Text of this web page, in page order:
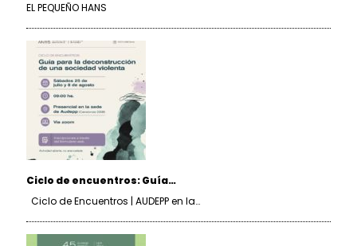
EL PEQUEÑO HANS
Ciclo de encuentros: Guía…
Ciclo de Encuentros | AUDEPP en la…